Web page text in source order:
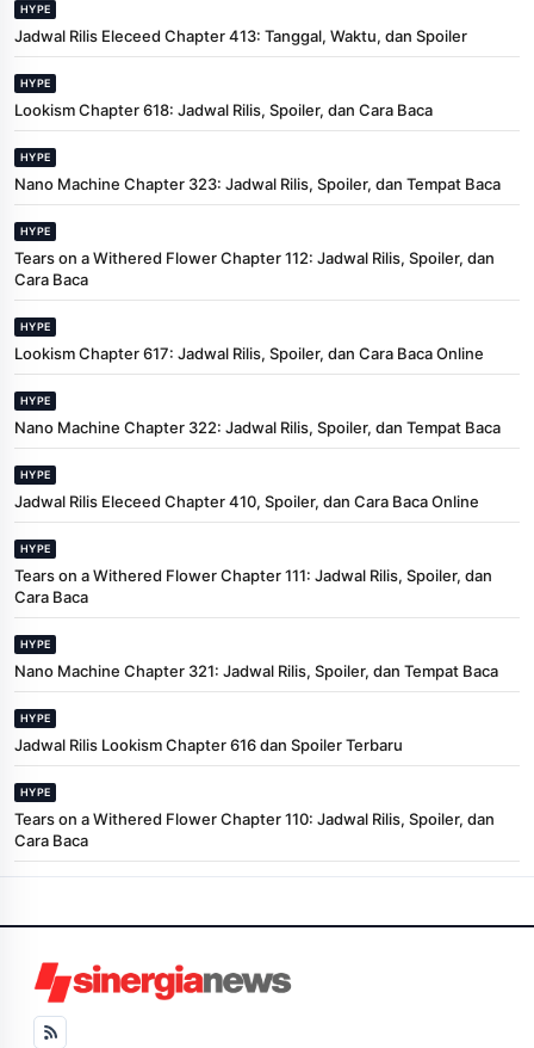
HYPE
Jadwal Rilis Eleceed Chapter 413: Tanggal, Waktu, dan Spoiler
HYPE
Lookism Chapter 618: Jadwal Rilis, Spoiler, dan Cara Baca
HYPE
Nano Machine Chapter 323: Jadwal Rilis, Spoiler, dan Tempat Baca
HYPE
Tears on a Withered Flower Chapter 112: Jadwal Rilis, Spoiler, dan
Cara Baca
HYPE
Lookism Chapter 617: Jadwal Rilis, Spoiler, dan Cara Baca Online
HYPE
Nano Machine Chapter 322: Jadwal Rilis, Spoiler, dan Tempat Baca
HYPE
Jadwal Rilis Eleceed Chapter 410, Spoiler, dan Cara Baca Online
HYPE
Tears on a Withered Flower Chapter 111: Jadwal Rilis, Spoiler, dan
Cara Baca
HYPE
Nano Machine Chapter 321: Jadwal Rilis, Spoiler, dan Tempat Baca
HYPE
Jadwal Rilis Lookism Chapter 616 dan Spoiler Terbaru
HYPE
Tears on a Withered Flower Chapter 110: Jadwal Rilis, Spoiler, dan
Cara Baca